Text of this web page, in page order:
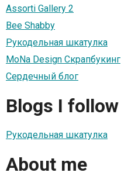
Assorti Gallery 2
Bee Shabby
Рукодельная шкатулка
MoNa Design Скрапбукинг
Сердечный блог
Blogs I follow
Рукодельная шкатулка
About me